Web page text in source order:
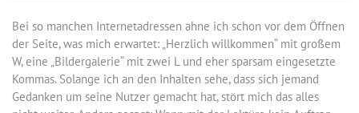
Bei so manchen Internetadressen ahne ich schon vor dem Öffnen
der Seite, was mich erwartet: „Herzlich willkommen“ mit großem
W, eine „Bildergalerie“ mit zwei L und eher sparsam eingesetzte
Kommas. Solange ich an den Inhalten sehe, dass sich jemand
Gedanken um seine Nutzer gemacht hat, stört mich das alles